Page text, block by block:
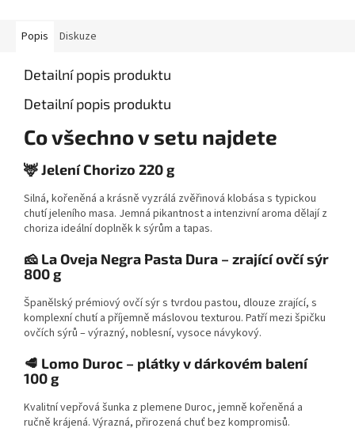
Popis Diskuze
Detailní popis produktu
Detailní popis produktu
Co všechno v setu najdete
🦌 Jelení Chorizo 220 g
Silná, kořeněná a krásně vyzrálá zvěřinová klobása s typickou
chutí jeleního masa. Jemná pikantnost a intenzivní aroma dělají z
choriza ideální doplněk k sýrům a tapas.
🧀 La Oveja Negra Pasta Dura – zrající ovčí sýr
800 g
Španělský prémiový ovčí sýr s tvrdou pastou, dlouze zrající, s
komplexní chutí a příjemně máslovou texturou. Patří mezi špičku
ovčích sýrů – výrazný, noblesní, vysoce návykový.
🥩 Lomo Duroc – plátky v dárkovém balení
100 g
Kvalitní vepřová šunka z plemene Duroc, jemně kořeněná a
ručně krájená. Výrazná, přirozená chuť bez kompromisů.